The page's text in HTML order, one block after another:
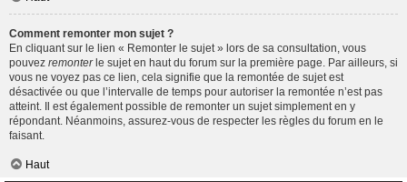
Comment remonter mon sujet ?
En cliquant sur le lien « Remonter le sujet » lors de sa consultation, vous
pouvez remonterle sujet en haut du forum sur la première page. Par ailleurs, si
vous ne voyez pas ce lien, cela signifie que la remontée de sujet est
désactivée ou que l’intervalle de temps pour autoriser la remontée n’est pas
atteint. Il est également possible de remonter un sujet simplement en y
répondant. Néanmoins, assurez-vous de respecter les règles du forum en le
faisant.
Haut